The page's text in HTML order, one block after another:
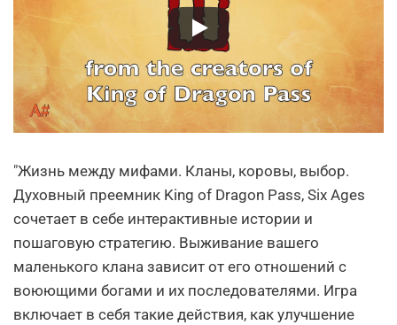
"Жизнь между мифами. Кланы, коровы, выбор.
Духовный преемник King of Dragon Pass, Six Ages
сочетает в себе интерактивные истории и
пошаговую стратегию. Выживание вашего
маленького клана зависит от его отношений с
воюющими богами и их последователями. Игра
включает в себя такие действия, как улучшение